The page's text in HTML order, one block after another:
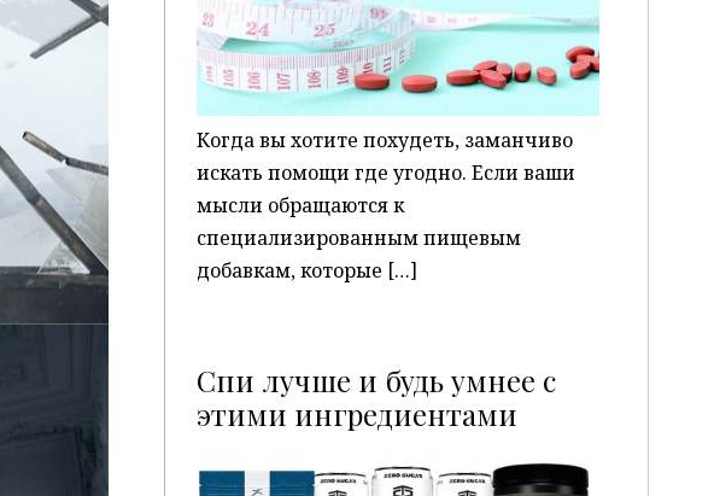
Когда вы хотите похудеть, заманчиво
искать помощи где угодно. Если ваши
мысли обращаются к
специализированным пищевым
добавкам, которые […]
Спи лучше и будь умнее с
этими ингредиентами